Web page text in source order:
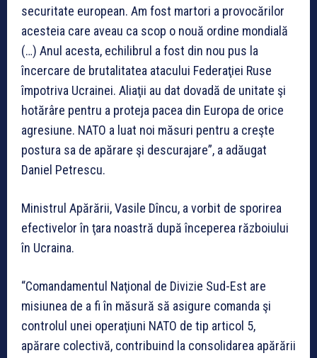
securitate european. Am fost martori a provocărilor
acesteia care aveau ca scop o nouă ordine mondială
(…) Anul acesta, echilibrul a fost din nou pus la
încercare de brutalitatea atacului Federaţiei Ruse
împotriva Ucrainei. Aliaţii au dat dovadă de unitate şi
hotărâre pentru a proteja pacea din Europa de orice
agresiune. NATO a luat noi măsuri pentru a creşte
postura sa de apărare şi descurajare”, a adăugat
Daniel Petrescu.
Ministrul Apărării, Vasile Dîncu, a vorbit de sporirea
efectivelor în ţara noastră după începerea războiului
în Ucraina.
“Comandamentul Naţional de Divizie Sud-Est are
misiunea de a fi în măsură să asigure comanda şi
controlul unei operaţiuni NATO de tip articol 5,
apărare colectivă, contribuind la consolidarea apărării